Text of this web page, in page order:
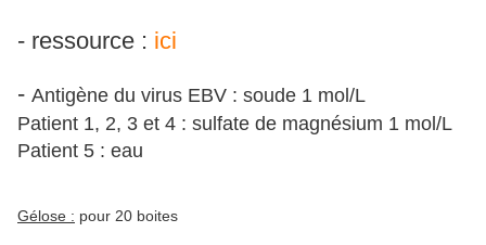
- ressource : ici
- Antigène du virus EBV : soude 1 mol/L
Patient 1, 2, 3 et 4 : sulfate de magnésium 1 mol/L
Patient 5 : eau
Gélose : pour 20 boites